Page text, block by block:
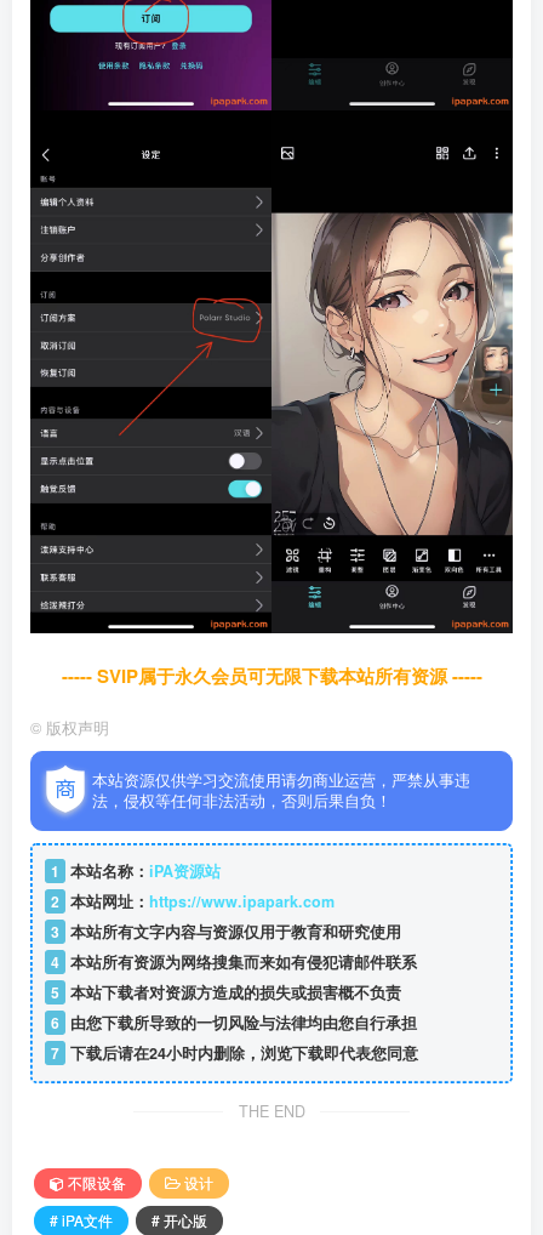
----- SVIP属于永久会员可无限下载本站所有资源 -----
© 版权声明
本站资源仅供学习交流使用请勿商业运营，严禁从事违
法，侵权等任何非法活动，否则后果自负！
1 本站名称： iPA资源站
2 本站网址： https://www.ipapark.com
3 本站所有文字内容与资源仅用于教育和研究使用
4 本站所有资源为网络搜集而来如有侵犯请邮件联系
5 本站下载者对资源方造成的损失或损害概不负责
6 由您下载所导致的一切风险与法律均由您自行承担
7 下载后请在24小时内删除，浏览下载即代表您同意
THE END
不限设备
设计
# iPA文件
# 开心版